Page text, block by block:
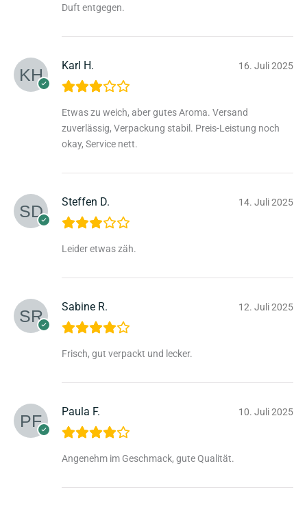
Duft entgegen.
Karl H. 16. Juli 2025
Etwas zu weich, aber gutes Aroma. Versand
zuverlässig, Verpackung stabil. Preis-Leistung noch
okay, Service nett.
Steffen D. 14. Juli 2025
Leider etwas zäh.
Sabine R. 12. Juli 2025
Frisch, gut verpackt und lecker.
Paula F. 10. Juli 2025
Angenehm im Geschmack, gute Qualität.